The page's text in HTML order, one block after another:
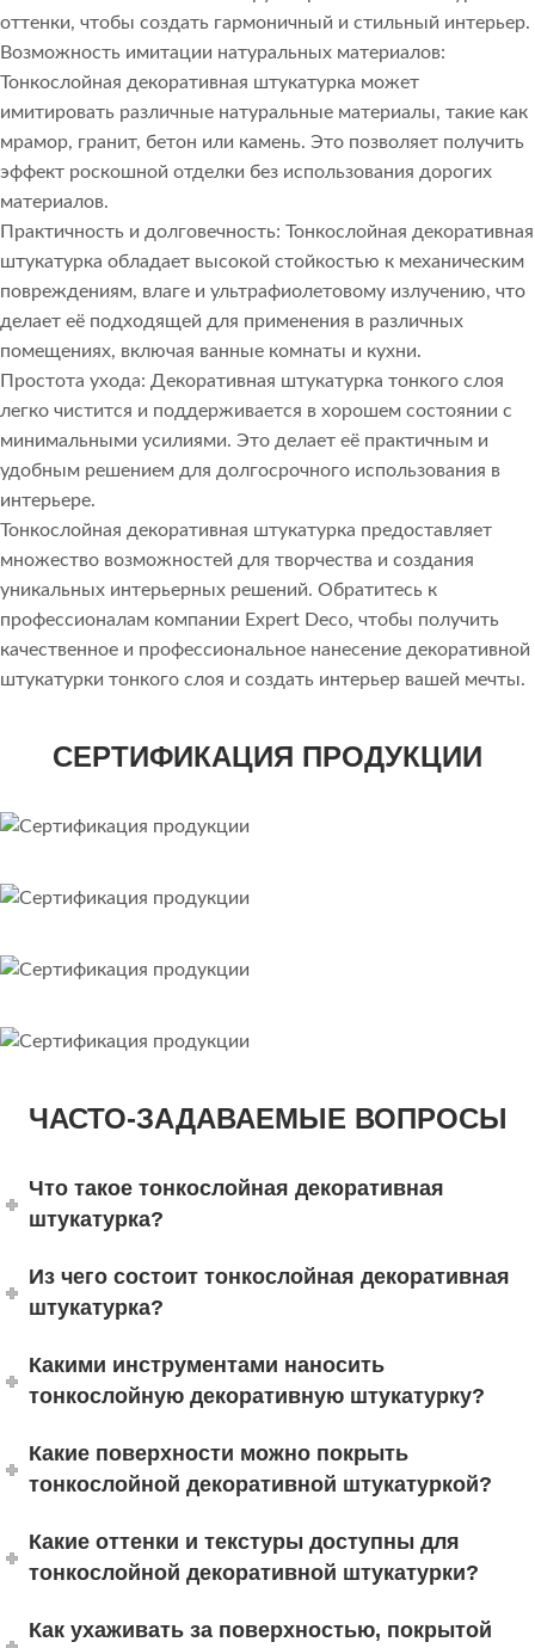
оттенки, чтобы создать гармоничный и стильный интерьер.
Возможность имитации натуральных материалов:
Тонкослойная декоративная штукатурка может
имитировать различные натуральные материалы, такие как
мрамор, гранит, бетон или камень. Это позволяет получить
эффект роскошной отделки без использования дорогих
материалов.
Практичность и долговечность: Тонкослойная декоративная
штукатурка обладает высокой стойкостью к механическим
повреждениям, влаге и ультрафиолетовому излучению, что
делает её подходящей для применения в различных
помещениях, включая ванные комнаты и кухни.
Простота ухода: Декоративная штукатурка тонкого слоя
легко чистится и поддерживается в хорошем состоянии с
минимальными усилиями. Это делает её практичным и
удобным решением для долгосрочного использования в
интерьере.
Тонкослойная декоративная штукатурка предоставляет
множество возможностей для творчества и создания
уникальных интерьерных решений. Обратитесь к
профессионалам компании Expert Deco, чтобы получить
качественное и профессиональное нанесение декоративной
штукатурки тонкого слоя и создать интерьер вашей мечты.
СЕРТИФИКАЦИЯ ПРОДУКЦИИ
ЧАСТО-ЗАДАВАЕМЫЕ ВОПРОСЫ
Что такое тонкослойная декоративная
штукатурка?
Из чего состоит тонкослойная декоративная
штукатурка?
Какими инструментами наносить
тонкослойную декоративную штукатурку?
Какие поверхности можно покрыть
тонкослойной декоративной штукатуркой?
Какие оттенки и текстуры доступны для
тонкослойной декоративной штукатурки?
Как ухаживать за поверхностью, покрытой